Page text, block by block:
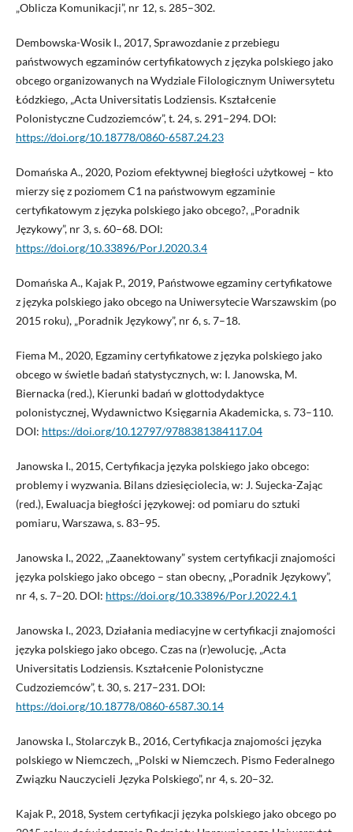
„Oblicza Komunikacji”, nr 12, s. 285–302.
Dembowska-Wosik I., 2017, Sprawozdanie z przebiegu
państwowych egzaminów certyfikatowych z języka polskiego jako
obcego organizowanych na Wydziale Filologicznym Uniwersytetu
Łódzkiego, „Acta Universitatis Lodziensis. Kształcenie
Polonistyczne Cudzoziemców”, t. 24, s. 291–294. DOI:
https://doi.org/10.18778/0860-6587.24.23
Domańska A., 2020, Poziom efektywnej biegłości użytkowej – kto
mierzy się z poziomem C1 na państwowym egzaminie
certyfikatowym z języka polskiego jako obcego?, „Poradnik
Językowy”, nr 3, s. 60–68. DOI:
https://doi.org/10.33896/PorJ.2020.3.4
Domańska A., Kajak P., 2019, Państwowe egzaminy certyfikatowe
z języka polskiego jako obcego na Uniwersytecie Warszawskim (po
2015 roku), „Poradnik Językowy”, nr 6, s. 7–18.
Fiema M., 2020, Egzaminy certyfikatowe z języka polskiego jako
obcego w świetle badań statystycznych, w: I. Janowska, M.
Biernacka (red.), Kierunki badań w glottodydaktyce
polonistycznej, Wydawnictwo Księgarnia Akademicka, s. 73–110.
DOI: https://doi.org/10.12797/9788381384117.04
Janowska I., 2015, Certyfikacja języka polskiego jako obcego:
problemy i wyzwania. Bilans dziesięciolecia, w: J. Sujecka-Zając
(red.), Ewaluacja biegłości językowej: od pomiaru do sztuki
pomiaru, Warszawa, s. 83–95.
Janowska I., 2022, „Zaanektowany” system certyfikacji znajomości
języka polskiego jako obcego – stan obecny, „Poradnik Językowy”,
nr 4, s. 7–20. DOI: https://doi.org/10.33896/PorJ.2022.4.1
Janowska I., 2023, Działania mediacyjne w certyfikacji znajomości
języka polskiego jako obcego. Czas na (r)ewolucję, „Acta
Universitatis Lodziensis. Kształcenie Polonistyczne
Cudzoziemców”, t. 30, s. 217–231. DOI:
https://doi.org/10.18778/0860-6587.30.14
Janowska I., Stolarczyk B., 2016, Certyfikacja znajomości języka
polskiego w Niemczech, „Polski w Niemczech. Pismo Federalnego
Związku Nauczycieli Języka Polskiego”, nr 4, s. 20–32.
Kajak P., 2018, System certyfikacji języka polskiego jako obcego po